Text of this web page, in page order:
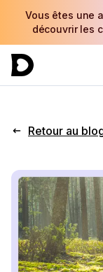
Vous êtes une
découvrir les
Retour au